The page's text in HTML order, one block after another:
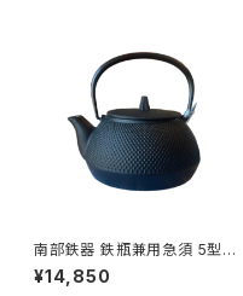
南部鉄器 鉄瓶兼用急須 5型新
アラレ IH対応 / 岩鋳
¥14,850